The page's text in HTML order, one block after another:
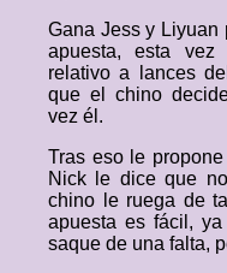
Gana Jess y Liyuan
apuesta, esta
relativo a lances
que el chino
vez él.
Tras eso le
Nick le dice que
chino le ruega de
apuesta es fácil,
saque de una falta,